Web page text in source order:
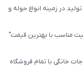
در زمینه انواع حوله و
مناسب با بهترین قیمت"
خانگی با تمام فروشگاه